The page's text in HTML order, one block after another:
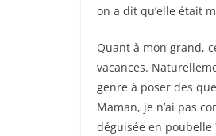
on a dit qu’elle était
Quant à mon grand,
vacances.
genre à poser des
Maman, je n’ai pas
déguisée en poubelle